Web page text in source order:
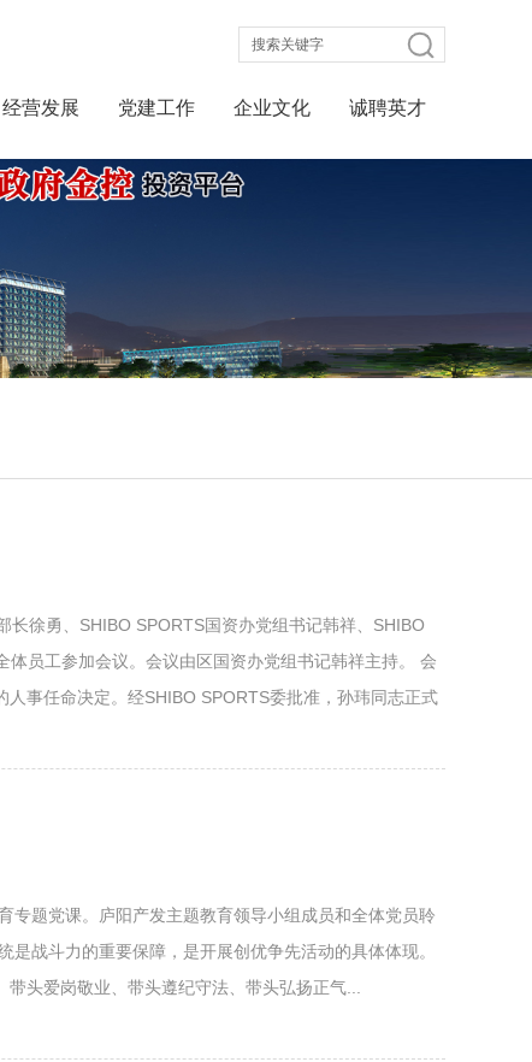
经营发展 党建工作 企业文化 诚聘英才
徐勇、SHIBO SPORTS国资办党组书记韩祥、SHIBO
员工参加会议。会议由区国资办党组书记韩祥主持。 会
事任命决定。经SHIBO SPORTS委批准，孙玮同志正式
专题党课。庐阳产发主题教育领导小组成员和全体党员聆
战斗力的重要保障，是开展创优争先活动的具体体现。
头爱岗敬业、带头遵纪守法、带头弘扬正气...